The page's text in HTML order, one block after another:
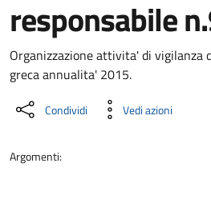
responsabile
Dettaglio del documento
Organizzazione attivita' di vigilanza
greca annualita' 2015.
Condividi Vedi azioni
Argomenti: